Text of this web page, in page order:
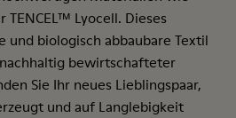
TENCEL™ Lyocell. Dieses
und biologisch abbaubare Textil
bewirtschafteter
Sie Ihr neues Lieblingspaar,
und auf Langlebigkeit